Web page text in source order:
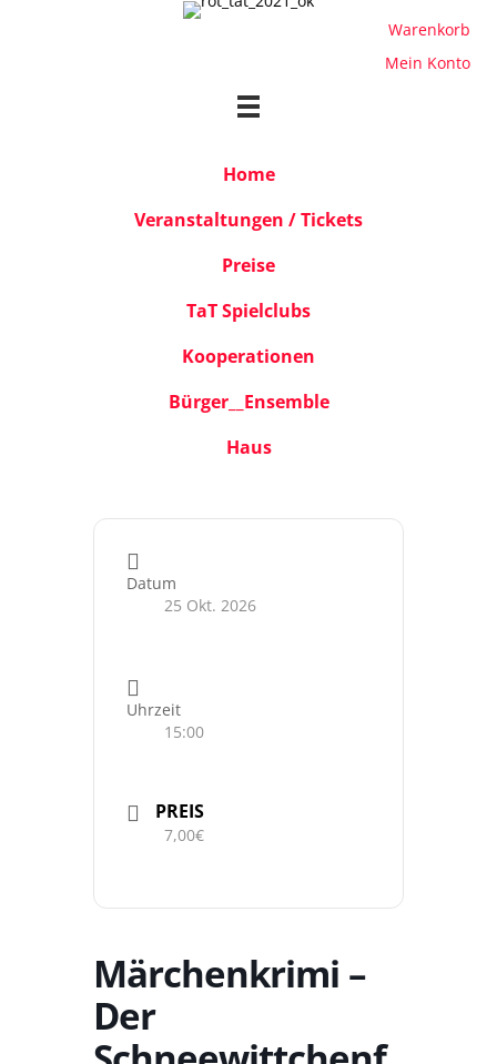
Warenkorb
Mein Konto
Home
Veranstaltungen / Tickets
Preise
TaT Spielclubs
Kooperationen
Bürger__Ensemble
Haus
Datum
25 Okt. 2026
Uhrzeit
15:00
PREIS
7,00€
Märchenkrimi –
Der